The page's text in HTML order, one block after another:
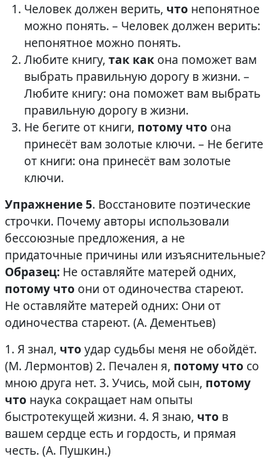
Человек должен верить, что непонятное
можно понять. – Человек должен верить:
непонятное можно понять.
Любите книгу, так как она поможет вам
выбрать правильную дорогу в жизни. –
Любите книгу: она поможет вам выбрать
правильную дорогу в жизни.
Не бегите от книги, потому что она
принесёт вам золотые ключи. – Не бегите
от книги: она принесёт вам золотые
ключи.
Упражнение 5. Восстановите поэтические
строчки. Почему авторы использовали
бессоюзные предложения, а не
придаточные причины или изъяснительные?
Образец: Не оставляйте матерей одних,
потому что они от одиночества стареют.
Не оставляйте матерей одних: Они от
одиночества стареют. (А. Дементьев)
1. Я знал, что удар судьбы меня не обойдёт.
(М. Лермонтов) 2. Печален я, потому что со
мною друга нет. 3. Учись, мой сын, потому
что наука сокращает нам опыты
быстротекущей жизни. 4. Я знаю, что в
вашем сердце есть и гордость, и прямая
честь. (А. Пушкин.)